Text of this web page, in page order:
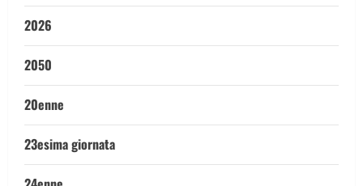
2026
2050
20enne
23esima giornata